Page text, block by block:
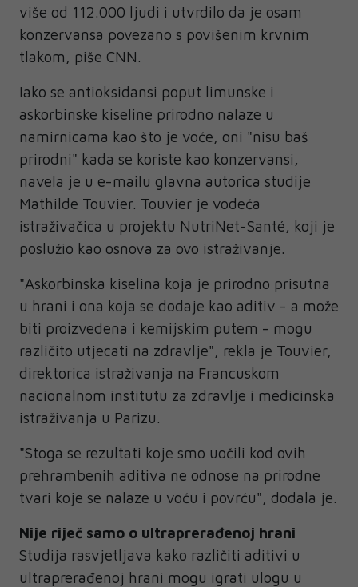
više od 112.000 ljudi i utvrdilo da je osam
konzervansa povezano s povišenim krvnim
tlakom, piše CNN.
Iako se antioksidansi poput limunske i
askorbinske kiseline prirodno nalaze u
namirnicama kao što je voće, oni "nisu baš
prirodni" kada se koriste kao konzervansi,
navela je u e-mailu glavna autorica studije
Mathilde Touvier. Touvier je vodeća
istraživačica u projektu NutriNet-Santé, koji je
poslužio kao osnova za ovo istraživanje.
"Askorbinska kiselina koja je prirodno prisutna
u hrani i ona koja se dodaje kao aditiv - a može
biti proizvedena i kemijskim putem - mogu
različito utjecati na zdravlje", rekla je Touvier,
direktorica istraživanja na Francuskom
nacionalnom institutu za zdravlje i medicinska
istraživanja u Parizu.
"Stoga se rezultati koje smo uočili kod ovih
prehrambenih aditiva ne odnose na prirodne
tvari koje se nalaze u voću i povrću", dodala je.
Nije riječ samo o ultraprerađenoj hrani
Studija rasvjetljava kako različiti aditivi u
ultraprerađenoj hrani mogu igrati ulogu u